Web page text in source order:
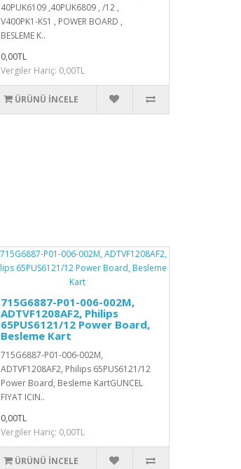
40PUK6109 ,40PUK6809 , /12 ,
V400PK1-KS1 , POWER BOARD ,
BESLEME K..
0,00TL
Vergiler Hariç: 0,00TL
ÜRÜNÜ İNCELE
715G6887-P01-006-002M,
ADTVF1208AF2, Philips
65PUS6121/12 Power Board,
Besleme Kart
715G6887-P01-006-002M,
ADTVF1208AF2, Philips 65PUS6121/12
Power Board, Besleme KartGUNCEL
FIYAT ICIN..
0,00TL
Vergiler Hariç: 0,00TL
ÜRÜNÜ İNCELE